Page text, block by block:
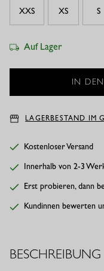
XXS XS S
Auf Lager
LAGERBESTAND IM
Kostenloser Versand
Innerhalb von 2-3
Erst probieren, dann
Kundinnen bewerten
BESCHREIBUNG